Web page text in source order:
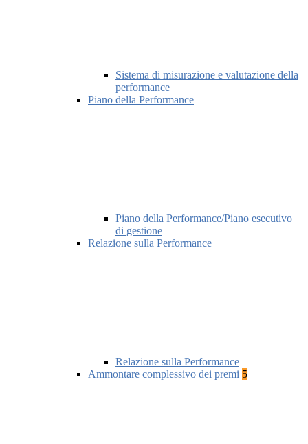
Sistema di misurazione e valutazione della
performance
Piano della Performance
Piano della Performance/Piano esecutivo
di gestione
Relazione sulla Performance
Relazione sulla Performance
Ammontare complessivo dei premi 5